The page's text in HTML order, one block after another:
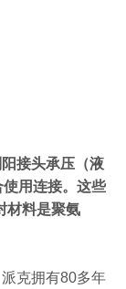
接头承压（液
用连接。这些
材料是聚氨
克拥有80多年